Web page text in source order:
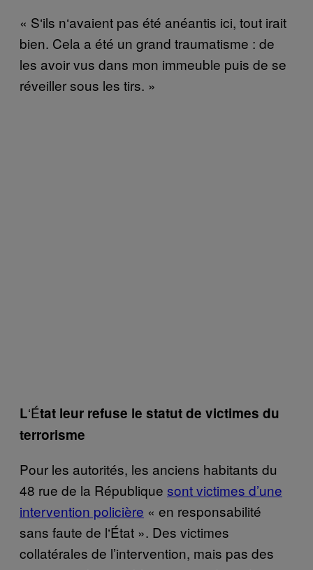
« S‘ils n‘avaient pas été anéantis ici, tout irait
bien. Cela a été un grand traumatisme : de
les avoir vus dans mon immeuble puis de se
réveiller sous les tirs. »
L‘État leur refuse le statut de victimes du
terrorisme
Pour les autorités, les anciens habitants du
48 rue de la République sont victimes d’une
intervention policière « en responsabilité
sans faute de l‘État ». Des victimes
collatérales de l’intervention, mais pas des